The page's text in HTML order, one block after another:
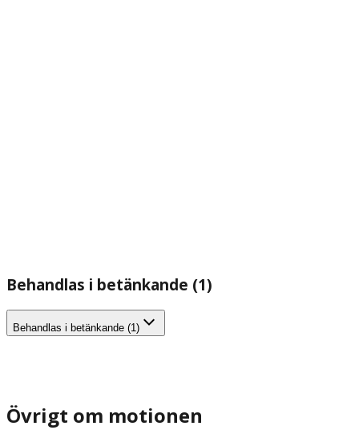
Behandlas i betänkande (1)
Behandlas i betänkande (1)
Övrigt om motionen